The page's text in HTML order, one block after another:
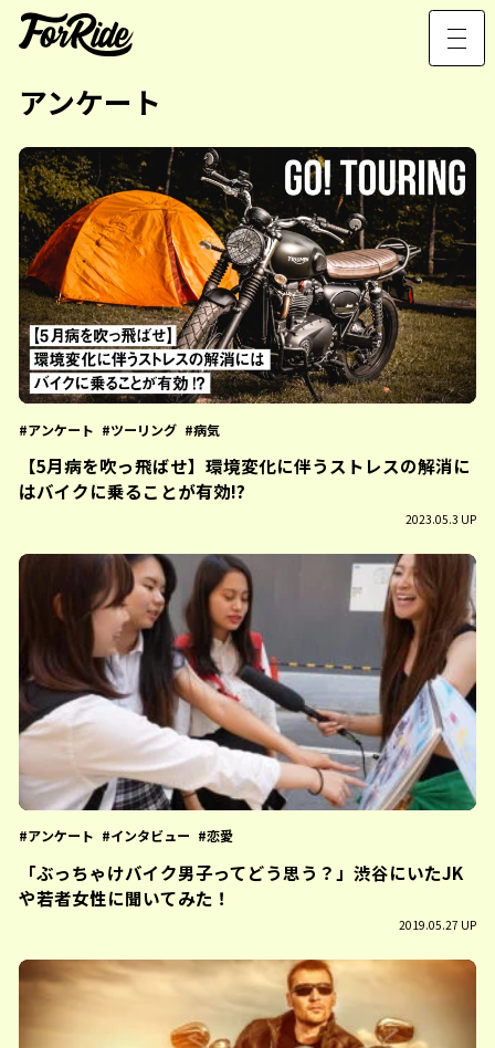
アンケート
アンケート ツーリング 病気
【5月病を吹っ飛ばせ】環境変化に伴うストレスの解消に
はバイクに乗ることが有効!?
2023.05.3 UP
アンケート インタビュー 恋愛
「ぶっちゃけバイク男子ってどう思う？」渋谷にいたJK
や若者女性に聞いてみた！
2019.05.27 UP